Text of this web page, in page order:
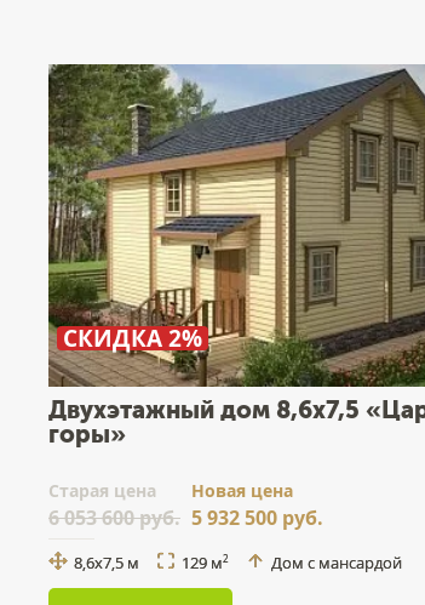
СКИДКА 2%
Двухэтажный дом 8,6х7,5
горы»
Cтарая цена
6 053 600 руб.
Новая цена
5 932 500 руб.
8,6х7,5 м 129 м2 Дом с мансардой